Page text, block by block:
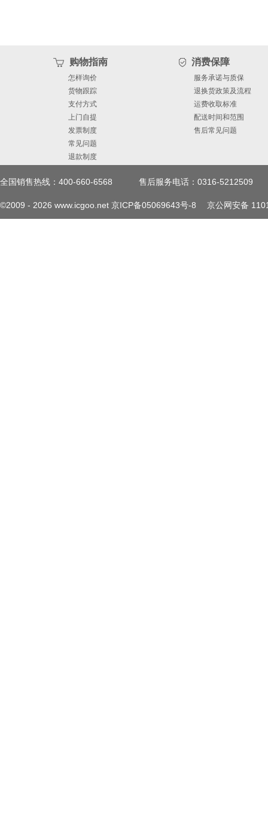
购物指南
怎样询价
货物跟踪
支付方式
上门自提
发票制度
常见问题
退款制度
消费保障
服务承诺与质保
退换货政策及流程
运费收取标准
配送时间和范围
售后常见问题
全国销售热线：400-660-6568 售后服务电话：0316-5212509
©2009 - 2026 www.icgoo.net 京ICP备05069643号-8 京公网安备